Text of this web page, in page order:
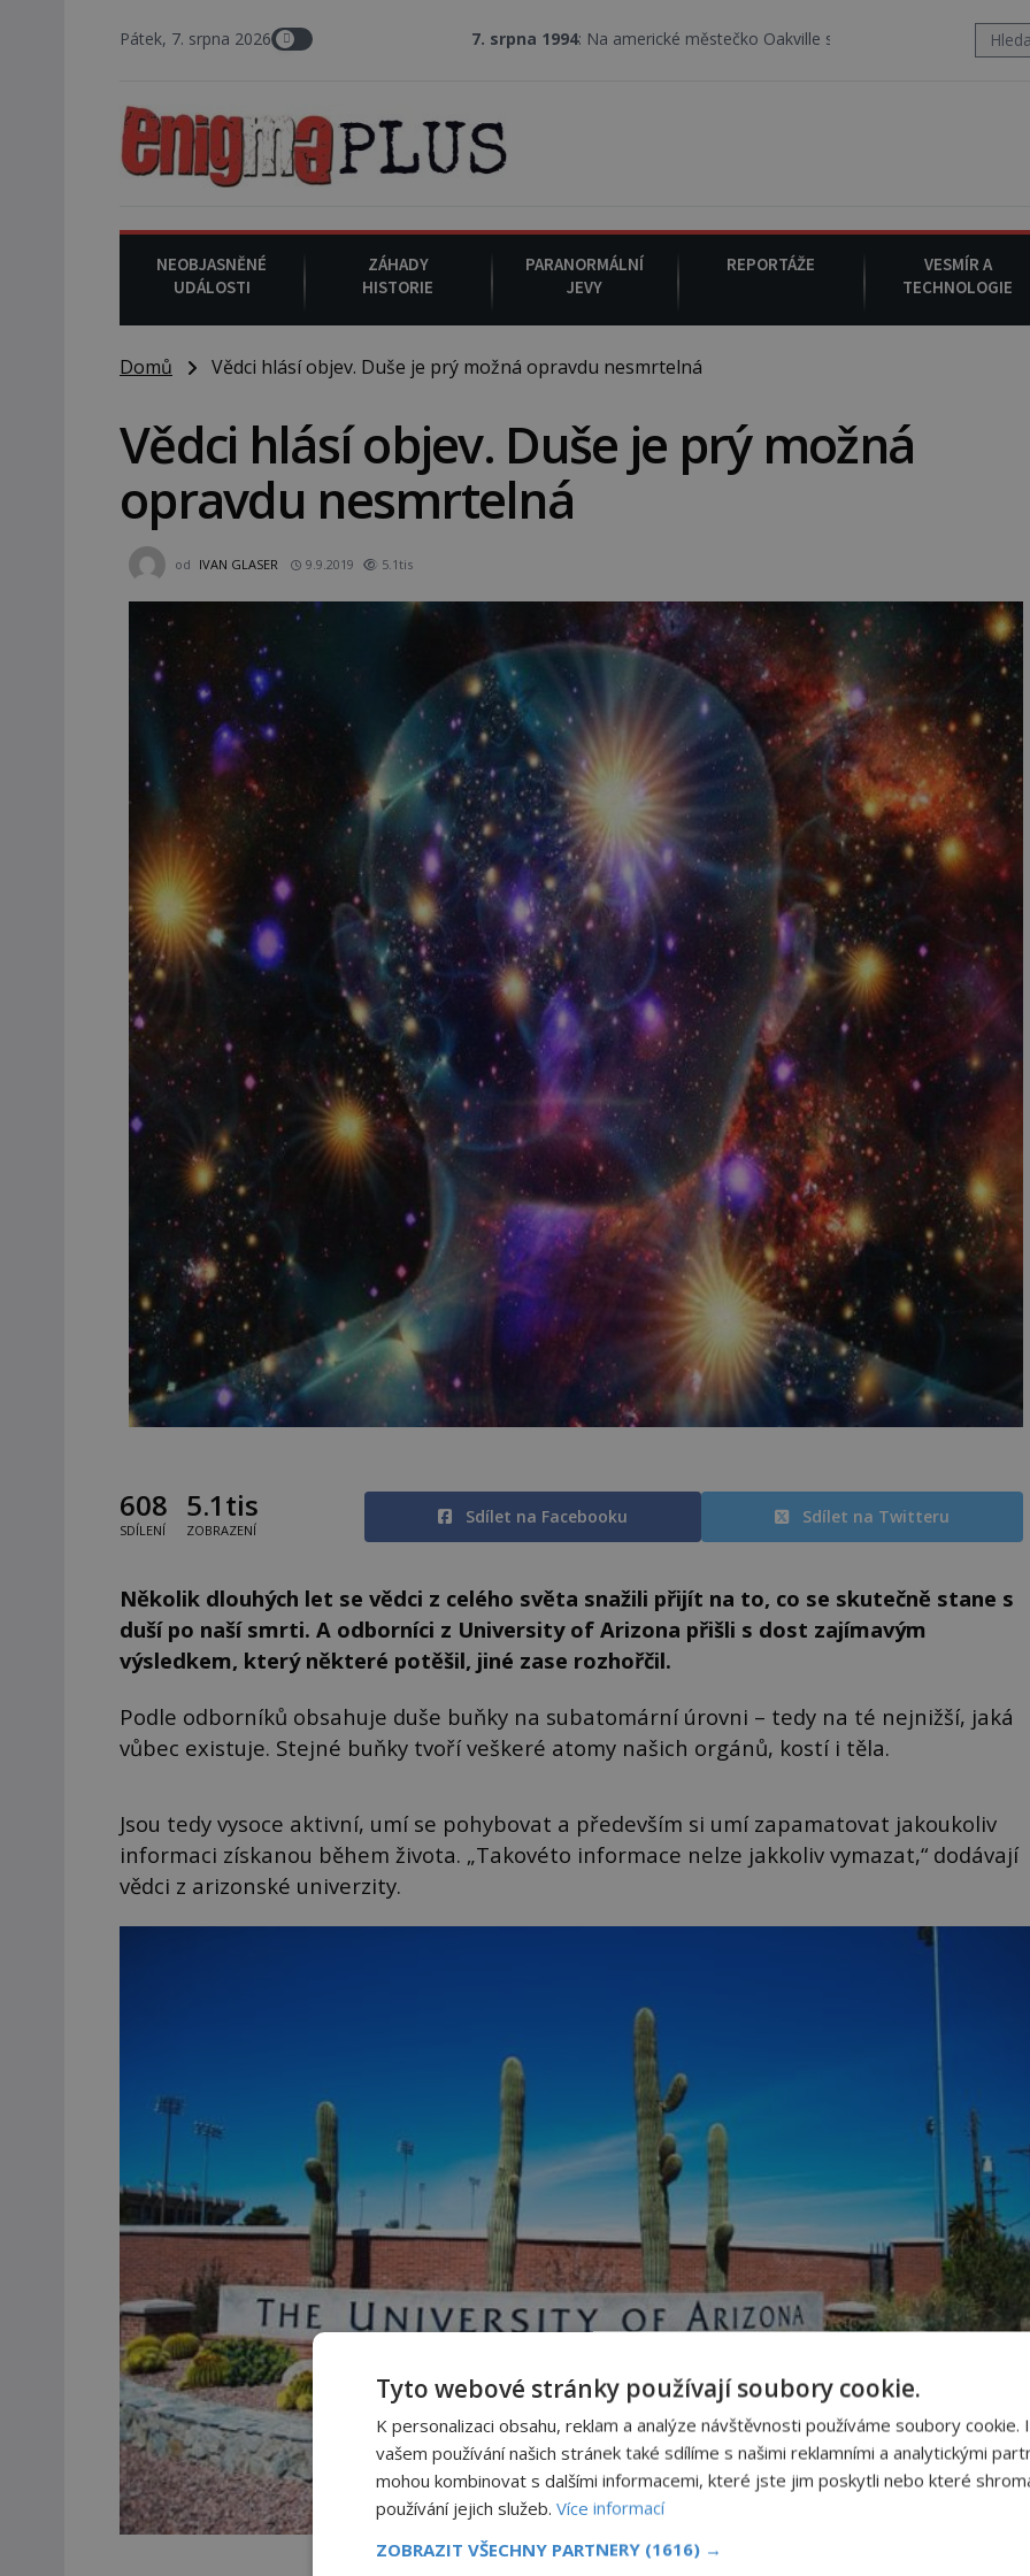
Pátek, 7. srpna 2026 : Na americké městečko Oakville se z nebe snáší podivná rosolovitá látka
NEOBJASNĚNÉ
UDÁLOSTI
ZÁHADY
HISTORIE
PARANORMÁLNÍ
JEVY
REPORTÁŽE
VESMÍR A
TECHNOLOGIE
Domů Vědci hlásí objev. Duše je prý možná opravdu nesmrtelná
Vědci hlásí objev. Duše je prý možná
opravdu nesmrtelná
od IVAN GLASER 9.9.2019 5.1tis
608
SDÍLENÍ
5.1tis
ZOBRAZENÍ
Sdílet na Facebooku Sdílet na Twitteru
Několik dlouhých let se vědci z celého světa snažili přijít na to, co se skutečně stane s
duší po naší smrti. A odborníci z University of Arizona přišli s dost zajímavým
výsledkem, který některé potěšil, jiné zase rozhořčil.
Podle odborníků obsahuje duše buňky na subatomární úrovni – tedy na té nejnižší, jaká
vůbec existuje. Stejné buňky tvoří veškeré atomy našich orgánů, kostí i těla.
Jsou tedy vysoce aktivní, umí se pohybovat a především si umí zapamatovat jakoukoliv
informaci získanou během života. „Takovéto informace nelze jakkoliv vymazat,“ dodávají
vědci z arizonské univerzity.
S teorií přicházejí vědci z arizonské univerzity.
Tyto webové stránky používají soubory cookie.
K personalizaci obsahu, reklam a analýze návštěvnosti používáme soubory cookie.
vašem používání našich stránek také sdílíme s našimi reklamními a analytickými
mohou kombinovat s dalšími informacemi, které jste jim poskytli nebo které
používání jejich služeb. Více informací
ZOBRAZIT VŠECHNY PARTNERY (1616) →